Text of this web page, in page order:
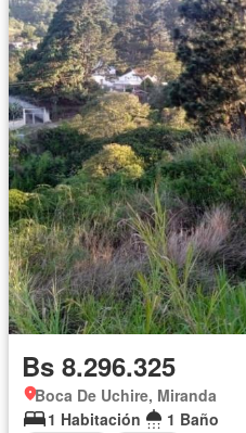
Bs 8.296.325
Boca De Uchire, Miranda
1 Habitación
1 Baño